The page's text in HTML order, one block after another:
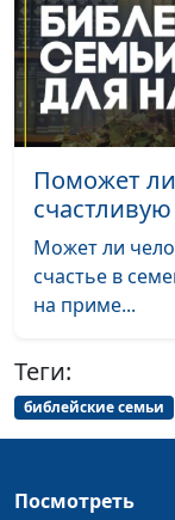
Ребенок и
родителей:
Зачем нужны
перемены?
Когда
терпение?
Что такое
Поможет
Может ли
счастье в
на приме...
Теги:
библейские семьи
Посмотреть